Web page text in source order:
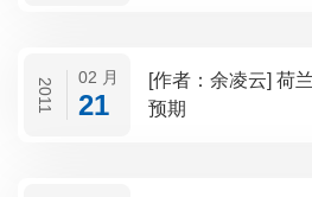
2011 02 月
21
[作者：余凌云] 荷兰行政法上的合理
预期